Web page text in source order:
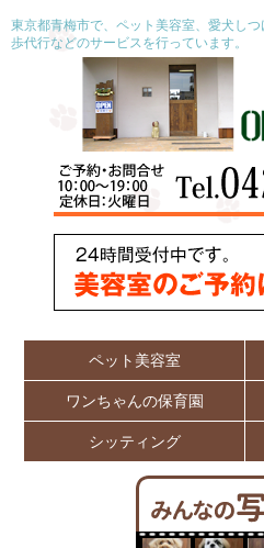
東京都青梅市で、ペット美容室、愛犬し
歩代行などのサービスを行っています。
ペット美容室
ワンちゃんの保育園
シッティング